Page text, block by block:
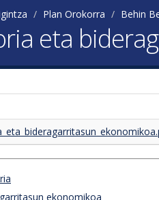
Plan Orokorra Behin
eta
ekonomikoa